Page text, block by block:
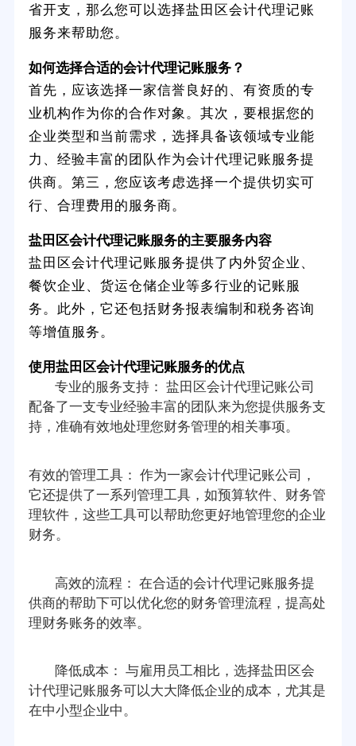
省开支，那么您可以选择盐田区会计代理记账
服务来帮助您。
如何选择合适的会计代理记账服务？
首先，应该选择一家信誉良好的、有资质的专
业机构作为你的合作对象。其次，要根据您的
企业类型和当前需求，选择具备该领域专业能
力、经验丰富的团队作为会计代理记账服务提
供商。第三，您应该考虑选择一个提供切实可
行、合理费用的服务商。
盐田区会计代理记账服务的主要服务内容
盐田区会计代理记账服务提供了内外贸企业、
餐饮企业、货运仓储企业等多行业的记账服
务。此外，它还包括财务报表编制和税务咨询
等增值服务。
使用盐田区会计代理记账服务的优点
专业的服务支持： 盐田区会计代理记账公司
配备了一支专业经验丰富的团队来为您提供服务支
持，准确有效地处理您财务管理的相关事项。
有效的管理工具： 作为一家会计代理记账公司，
它还提供了一系列管理工具，如预算软件、财务管
理软件，这些工具可以帮助您更好地管理您的企业
财务。
高效的流程： 在合适的会计代理记账服务提
供商的帮助下可以优化您的财务管理流程，提高处
理财务账务的效率。
降低成本： 与雇用员工相比，选择盐田区会
计代理记账服务可以大大降低企业的成本，尤其是
在中小型企业中。